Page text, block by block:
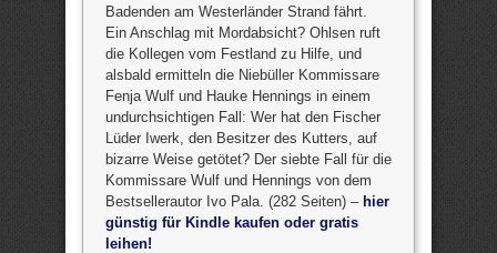
Badenden am Westerländer Strand fährt.
Ein Anschlag mit Mordabsicht? Ohlsen ruft
die Kollegen vom Festland zu Hilfe, und
alsbald ermitteln die Niebüller Kommissare
Fenja Wulf und Hauke Hennings in einem
undurchsichtigen Fall: Wer hat den Fischer
Lüder Iwerk, den Besitzer des Kutters, auf
bizarre Weise getötet? Der siebte Fall für die
Kommissare Wulf und Hennings von dem
Bestsellerautor Ivo Pala. (282 Seiten) – hier
günstig für Kindle kaufen oder gratis
leihen!